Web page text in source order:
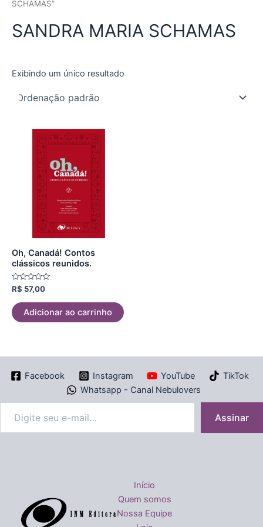
SCHAMAS”
SANDRA MARIA SCHAMAS
Exibindo um único resultado
Oh, Canadá! Contos
clássicos reunidos.
Avaliação
de
5
R$ 57,00
Adicionar ao carrinho
Facebook Instagram YouTube
TikTok
Whatsapp - Canal Nebulovers
Assinar
Início
Quem somos
Nossa Equipe